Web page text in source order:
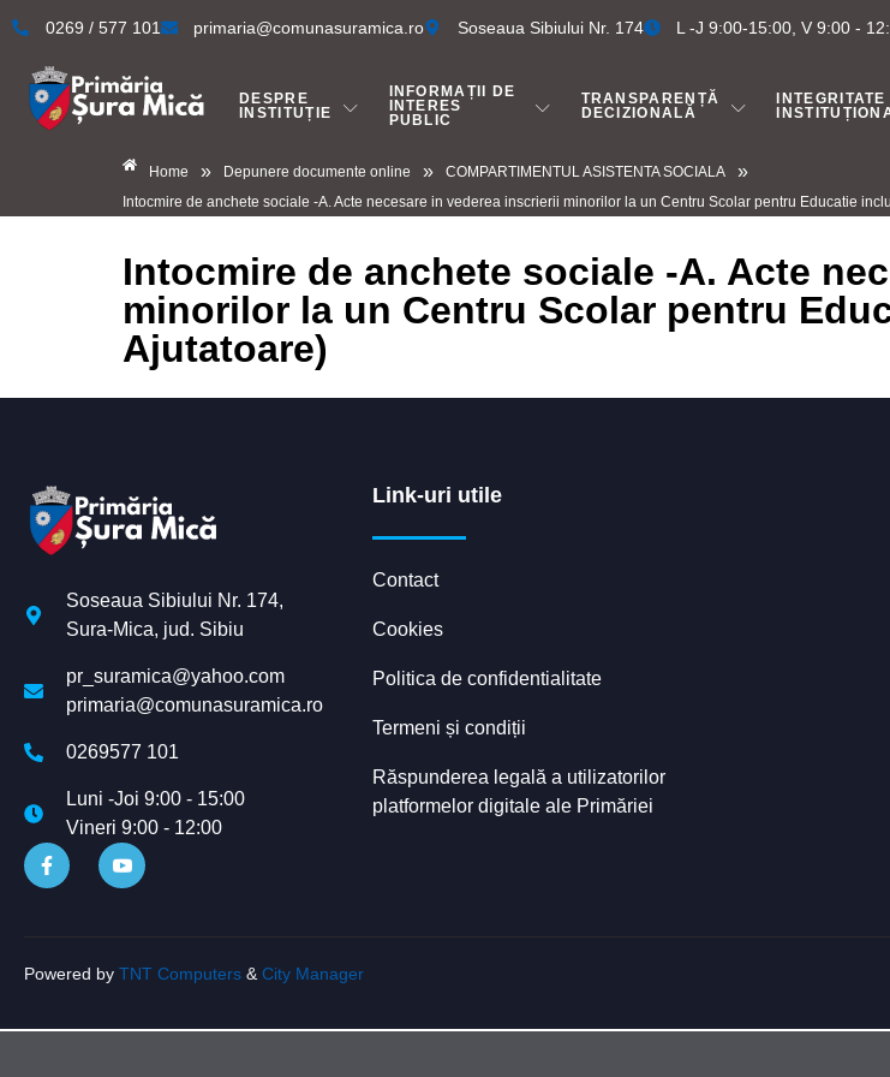
0269 / 577 101 primaria@comunasuramica.ro Soseaua Sibiului Nr. 174 L -J 9:00-15:00, V 9:00 -
DESPRE
INSTITUȚIE
INFORMAȚII DE
INTERES
PUBLIC
TRANSPARENȚĂ
DECIZIONALĂ
INTEGRITATE
Home » Depunere documente online » COMPARTIMENTUL ASISTENTA SOCIALA »
Intocmire de anchete sociale -A. Acte necesare in vederea inscrierii minorilor la un Centru Scolar pentru Educatie
Intocmire de anchete sociale -A. Acte
minorilor la un Centru Scolar pentru
Ajutatoare)
Soseaua Sibiului Nr. 174,
Sura-Mica, jud. Sibiu
pr_suramica@yahoo.com
primaria@comunasuramica.ro
0269577 101
Luni -Joi 9:00 - 15:00
Vineri 9:00 - 12:00
Link-uri utile
Contact
Cookies
Politica de confidentialitate
Termeni și condiții
Răspunderea legală a utilizatorilor
platformelor digitale ale Primăriei
Powered by TNT Computers & City Manager